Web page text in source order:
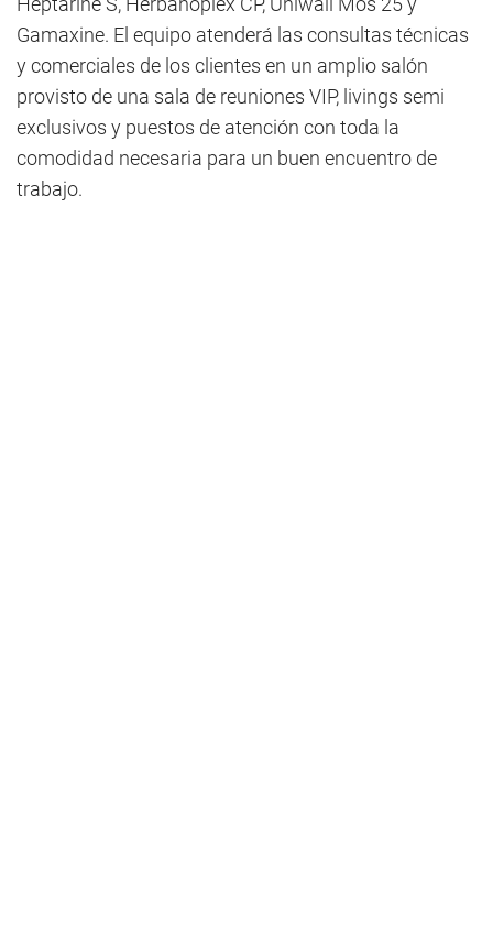
Gamaxine. El equipo atenderá las consultas técnicas
y comerciales de los clientes en un amplio salón
provisto de una sala de reuniones VIP, livings semi
exclusivos y puestos de atención con toda la
comodidad necesaria para un buen encuentro de
trabajo.